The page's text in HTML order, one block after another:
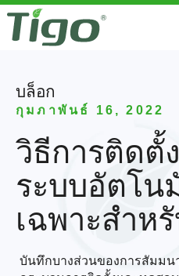
บล็อก
กุมภาพันธ์ 16, 2022
วิธีการติดตั้
ระบบอัตโน
เฉพาะสำห
บันทึกบางส่วนของการสัมมน